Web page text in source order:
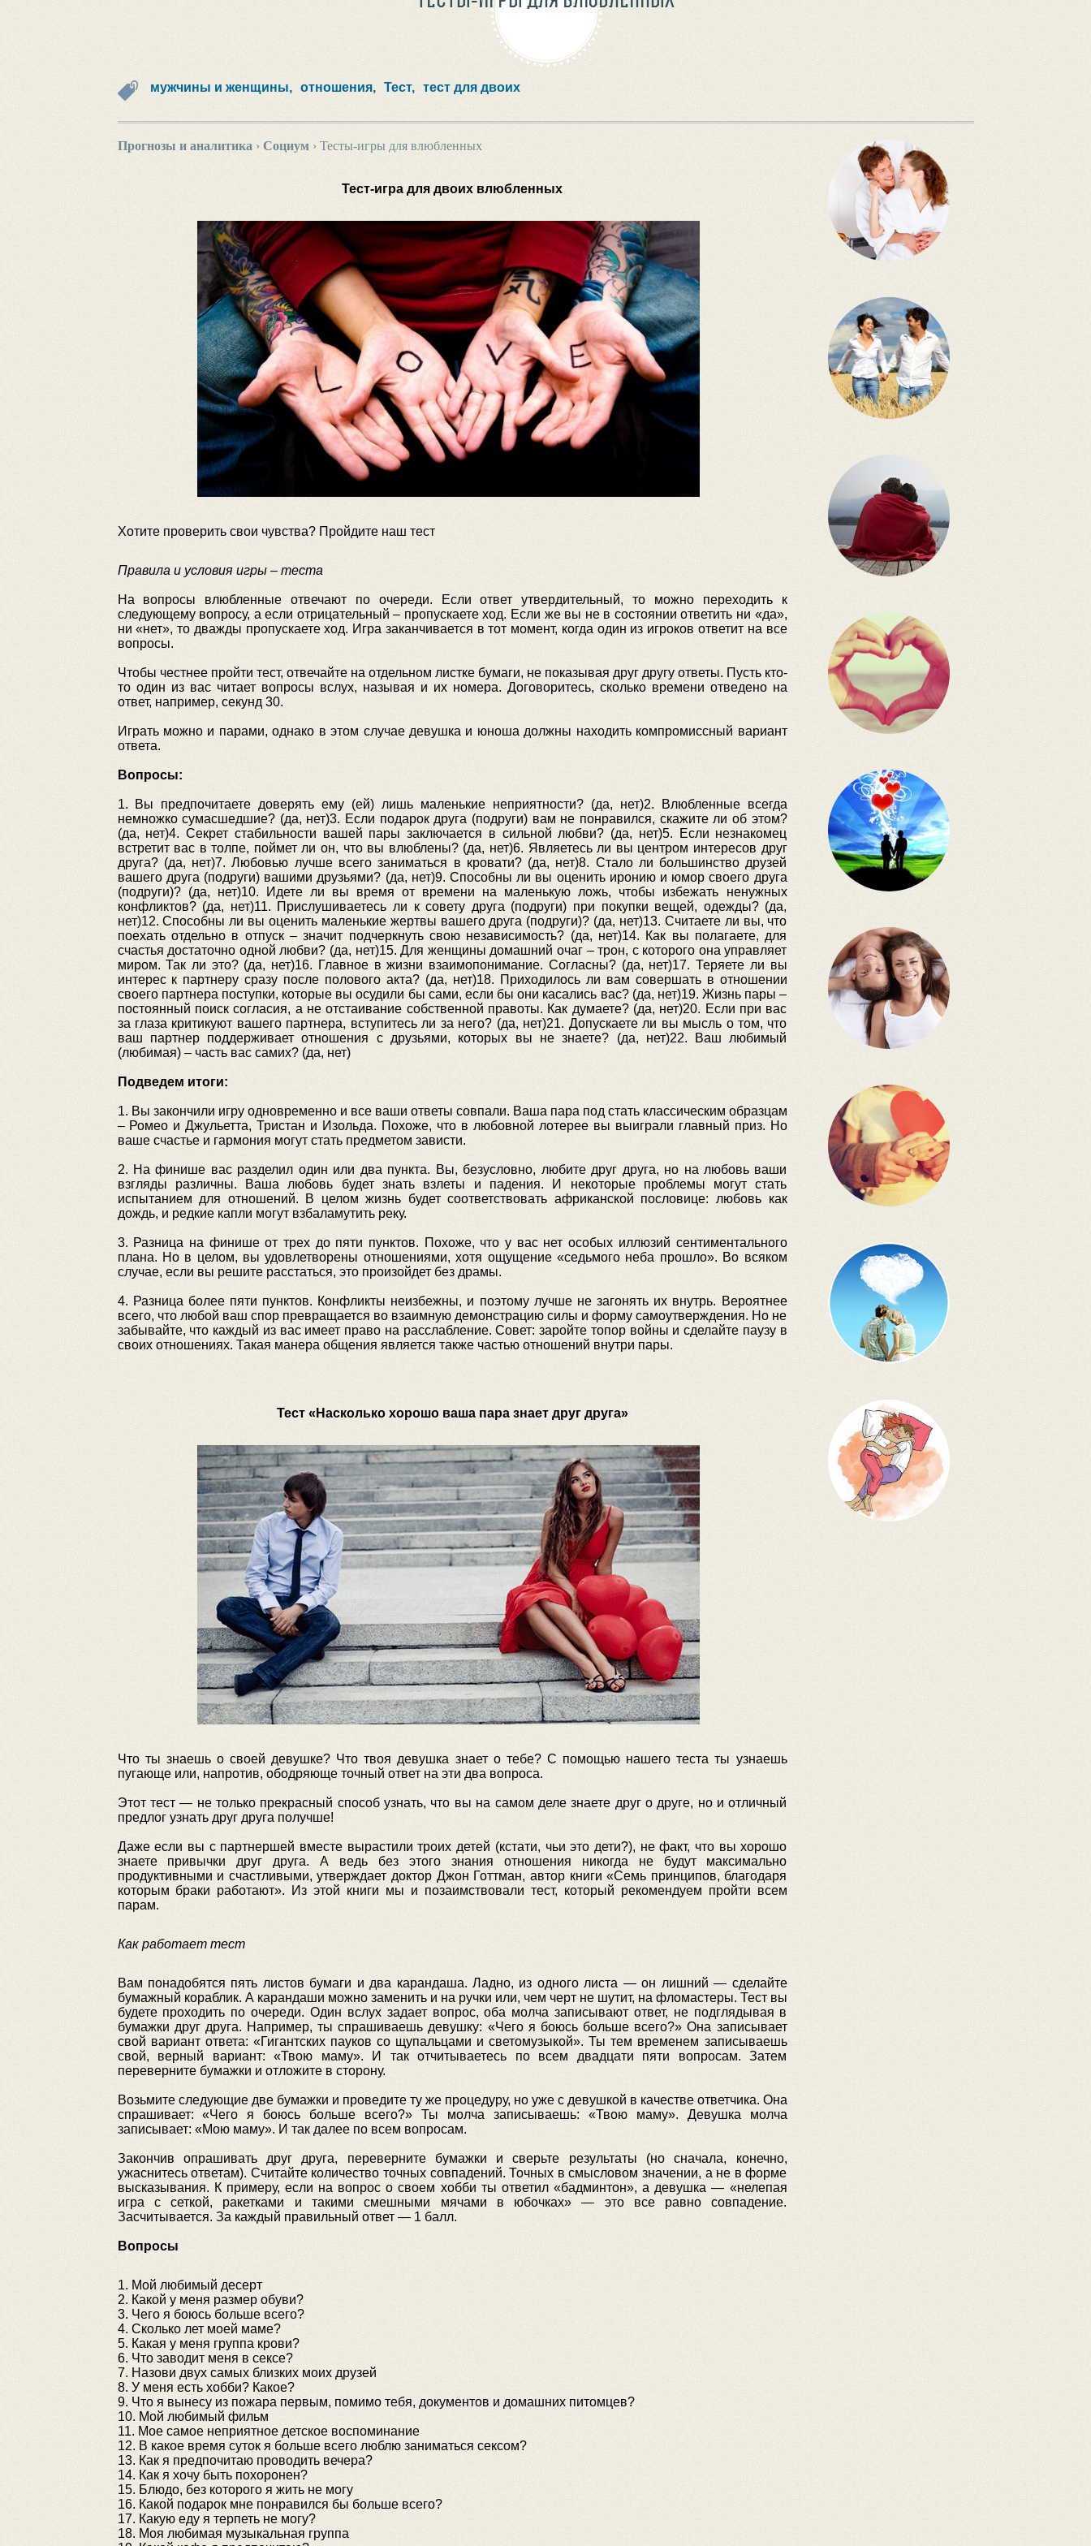
мужчины и женщины, отношения, Тест, тест для двоих
Прогнозы и аналитика › Социум› Тесты-игры для влюбленных
Тест-игра для двоих влюбленных
Хотите проверить свои чувства? Пройдите наш тест
Правила и условия игры – теста
На вопросы влюбленные отвечают по очереди. Если ответ утвердительный, то можно переходить к
следующему вопросу, а если отрицательный – пропускаете ход. Если же вы не в состоянии ответить ни «да»,
ни «нет», то дважды пропускаете ход. Игра заканчивается в тот момент, когда один из игроков ответит на все
вопросы.
Чтобы честнее пройти тест, отвечайте на отдельном листке бумаги, не показывая друг другу ответы. Пусть кто-
то один из вас читает вопросы вслух, называя и их номера. Договоритесь, сколько времени отведено на
ответ, например, секунд 30.
Играть можно и парами, однако в этом случае девушка и юноша должны находить компромиссный вариант
ответа.
Вопросы:
1. Вы предпочитаете доверять ему (ей) лишь маленькие неприятности? (да, нет)2. Влюбленные всегда
немножко сумасшедшие? (да, нет)3. Если подарок друга (подруги) вам не понравился, скажите ли об этом?
(да, нет)4. Секрет стабильности вашей пары заключается в сильной любви? (да, нет)5. Если незнакомец
встретит вас в толпе, поймет ли он, что вы влюблены? (да, нет)6. Являетесь ли вы центром интересов друг
друга? (да, нет)7. Любовью лучше всего заниматься в кровати? (да, нет)8. Стало ли большинство друзей
вашего друга (подруги) вашими друзьями? (да, нет)9. Способны ли вы оценить иронию и юмор своего друга
(подруги)? (да, нет)10. Идете ли вы время от времени на маленькую ложь, чтобы избежать ненужных
конфликтов? (да, нет)11. Прислушиваетесь ли к совету друга (подруги) при покупки вещей, одежды? (да,
нет)12. Способны ли вы оценить маленькие жертвы вашего друга (подруги)? (да, нет)13. Считаете ли вы, что
поехать отдельно в отпуск – значит подчеркнуть свою независимость? (да, нет)14. Как вы полагаете, для
счастья достаточно одной любви? (да, нет)15. Для женщины домашний очаг – трон, с которого она управляет
миром. Так ли это? (да, нет)16. Главное в жизни взаимопонимание. Согласны? (да, нет)17. Теряете ли вы
интерес к партнеру сразу после полового акта? (да, нет)18. Приходилось ли вам совершать в отношении
своего партнера поступки, которые вы осудили бы сами, если бы они касались вас? (да, нет)19. Жизнь пары –
постоянный поиск согласия, а не отстаивание собственной правоты. Как думаете? (да, нет)20. Если при вас
за глаза критикуют вашего партнера, вступитесь ли за него? (да, нет)21. Допускаете ли вы мысль о том, что
ваш партнер поддерживает отношения с друзьями, которых вы не знаете? (да, нет)22. Ваш любимый
(любимая) – часть вас самих? (да, нет)
Подведем итоги:
1. Вы закончили игру одновременно и все ваши ответы совпали. Ваша пара под стать классическим образцам
– Ромео и Джульетта, Тристан и Изольда. Похоже, что в любовной лотерее вы выиграли главный приз. Но
ваше счастье и гармония могут стать предметом зависти.
2. На финише вас разделил один или два пункта. Вы, безусловно, любите друг друга, но на любовь ваши
взгляды различны. Ваша любовь будет знать взлеты и падения. И некоторые проблемы могут стать
испытанием для отношений. В целом жизнь будет соответствовать африканской пословице: любовь как
дождь, и редкие капли могут взбаламутить реку.
3. Разница на финише от трех до пяти пунктов. Похоже, что у вас нет особых иллюзий сентиментального
плана. Но в целом, вы удовлетворены отношениями, хотя ощущение «седьмого неба прошло». Во всяком
случае, если вы решите расстаться, это произойдет без драмы.
4. Разница более пяти пунктов. Конфликты неизбежны, и поэтому лучше не загонять их внутрь. Вероятнее
всего, что любой ваш спор превращается во взаимную демонстрацию силы и форму самоутверждения. Но не
забывайте, что каждый из вас имеет право на расслабление. Совет: заройте топор войны и сделайте паузу в
своих отношениях. Такая манера общения является также частью отношений внутри пары.
Тест «Насколько хорошо ваша пара знает друг друга»
Что ты знаешь о своей девушке? Что твоя девушка знает о тебе? С помощью нашего теста ты узнаешь
пугающе или, напротив, ободряюще точный ответ на эти два вопроса.
Этот тест — не только прекрасный способ узнать, что вы на самом деле знаете друг о друге, но и отличный
предлог узнать друг друга получше!
Даже если вы с партнершей вместе вырастили троих детей (кстати, чьи это дети?), не факт, что вы хорошо
знаете привычки друг друга. А ведь без этого знания отношения никогда не будут максимально
продуктивными и счастливыми, утверждает доктор Джон Готтман, автор книги «Семь принципов, благодаря
которым браки работают». Из этой книги мы и позаимствовали тест, который рекомендуем пройти всем
парам.
Как работает тест
Вам понадобятся пять листов бумаги и два карандаша. Ладно, из одного листа — он лишний — сделайте
бумажный кораблик. А карандаши можно заменить и на ручки или, чем черт не шутит, на фломастеры. Тест вы
будете проходить по очереди. Один вслух задает вопрос, оба молча записывают ответ, не подглядывая в
бумажки друг друга. Например, ты спрашиваешь девушку: «Чего я боюсь больше всего?» Она записывает
свой вариант ответа: «Гигантских пауков со щупальцами и светомузыкой». Ты тем временем записываешь
свой, верный вариант: «Твою маму». И так отчитываетесь по всем двадцати пяти вопросам. Затем
переверните бумажки и отложите в сторону.
Возьмите следующие две бумажки и проведите ту же процедуру, но уже с девушкой в качестве ответчика. Она
спрашивает: «Чего я боюсь больше всего?» Ты молча записываешь: «Твою маму». Девушка молча
записывает: «Мою маму». И так далее по всем вопросам.
Закончив опрашивать друг друга, переверните бумажки и сверьте результаты (но сначала, конечно,
ужаснитесь ответам). Считайте количество точных совпадений. Точных в смысловом значении, а не в форме
высказывания. К примеру, если на вопрос о своем хобби ты ответил «бадминтон», а девушка — «нелепая
игра с сеткой, ракетками и такими смешными мячами в юбочках» — это все равно совпадение.
Засчитывается. За каждый правильный ответ — 1 балл.
Вопросы
1. Мой любимый десерт
2. Какой у меня размер обуви?
3. Чего я боюсь больше всего?
4. Сколько лет моей маме?
5. Какая у меня группа крови?
6. Что заводит меня в сексе?
7. Назови двух самых близких моих друзей
8. У меня есть хобби? Какое?
9. Что я вынесу из пожара первым, помимо тебя, документов и домашних питомцев?
10. Мой любимый фильм
11. Мое самое неприятное детское воспоминание
12. В какое время суток я больше всего люблю заниматься сексом?
13. Как я предпочитаю проводить вечера?
14. Как я хочу быть похоронен?
15. Блюдо, без которого я жить не могу
16. Какой подарок мне понравился бы больше всего?
17. Какую еду я терпеть не могу?
18. Моя любимая музыкальная группа